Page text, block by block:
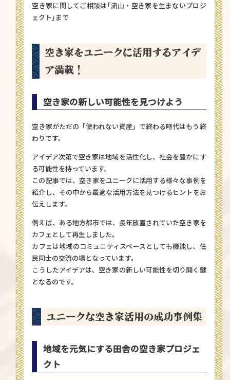
空き家に関してご相談は｢流山・空き家を生まないプロジ
ェクト｣まで
空き家をユニークに活用するアイデ
ア満載！
空き家の新しい可能性を見つけよう
空き家がただの「使われない資産」で終わる時代はもう終
わりです。
アイデア次第で空き家は地域を活性化し、社会を豊かにす
る可能性を持っています。
この記事では、空き家をユニークに活用する様々な事例を
紹介し、その中から最適な活用方法を見つけるヒントをお
伝えします。
例えば、ある地方都市では、長年放置されていた空き家を
カフェとして再生しました。
カフェは地域のコミュニティスペースとしても機能し、住
民同士の交流の場となっています。
こうしたアイデアは、空き家の新しい可能性を切り開く鍵
となるのです。
ユニークな空き家活用の成功事例集
地域を元気にする田舎の空き家プロジェ
クト